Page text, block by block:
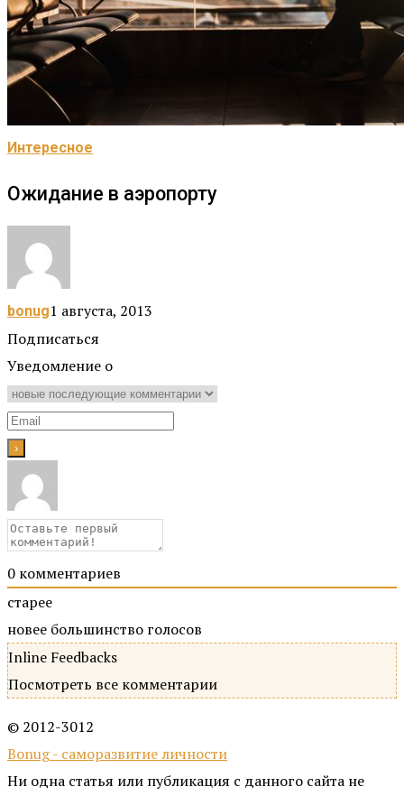
Интересное
Ожидание в аэропорту
bonug1 августа, 2013
Подписаться
Уведомление о
0 комментариев
старее
новее большинство голосов
Inline Feedbacks
Посмотреть все комментарии
© 2012-3012
Bonug - саморазвитие личности
Ни одна статья или публикация с данного сайта не